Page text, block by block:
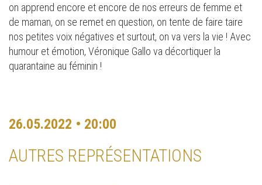
on apprend encore et encore de nos erreurs de femme et
de maman, on se remet en question, on tente de faire taire
nos petites voix négatives et surtout, on va vers la vie ! Avec
humour et émotion, Véronique Gallo va décortiquer la
quarantaine au féminin !
26.05.2022 • 20:00
AUTRES REPRÉSENTATIONS